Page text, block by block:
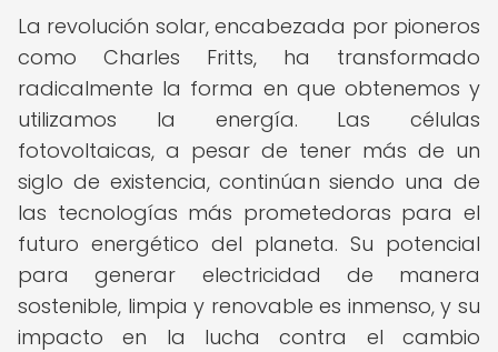
La revolución solar, encabezada por pioneros
como Charles Fritts, ha transformado
radicalmente la forma en que obtenemos y
utilizamos la energía. Las células
fotovoltaicas, a pesar de tener más de un
siglo de existencia, continúan siendo una de
las tecnologías más prometedoras para el
futuro energético del planeta. Su potencial
para generar electricidad de manera
sostenible, limpia y renovable es inmenso, y su
impacto en la lucha contra el cambio